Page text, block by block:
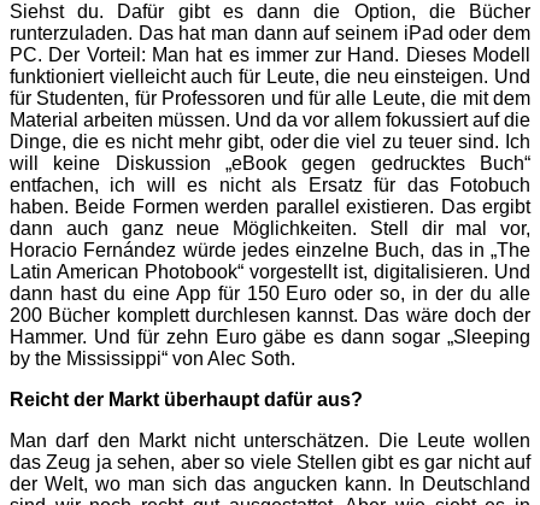
Siehst du. Dafür gibt es dann die Option, die Bücher
runterzuladen. Das hat man dann auf seinem iPad oder dem
PC. Der Vorteil: Man hat es immer zur Hand. Dieses Modell
funktioniert vielleicht auch für Leute, die neu einsteigen. Und
für Studenten, für Professoren und für alle Leute, die mit dem
Material arbeiten müssen. Und da vor allem fokussiert auf die
Dinge, die es nicht mehr gibt, oder die viel zu teuer sind. Ich
will keine Diskussion „eBook gegen gedrucktes Buch“
entfachen, ich will es nicht als Ersatz für das Fotobuch
haben. Beide Formen werden parallel existieren. Das ergibt
dann auch ganz neue Möglichkeiten. Stell dir mal vor,
Horacio Fernández würde jedes einzelne Buch, das in „The
Latin American Photobook“ vorgestellt ist, digitalisieren. Und
dann hast du eine App für 150 Euro oder so, in der du alle
200 Bücher komplett durchlesen kannst. Das wäre doch der
Hammer. Und für zehn Euro gäbe es dann sogar „Sleeping
by the Mississippi“ von Alec Soth.
Reicht der Markt überhaupt dafür aus?
Man darf den Markt nicht unterschätzen. Die Leute wollen
das Zeug ja sehen, aber so viele Stellen gibt es gar nicht auf
der Welt, wo man sich das angucken kann. In Deutschland